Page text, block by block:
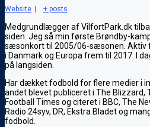
Website + posts
Medgrundlægger af VilfortPark.dk
siden. Jeg så min første Brøndby-
sæsonkort til 2005/06-sæsonen. Aktiv
i Danmark og Europa frem til 2017. I
på langsiden.
Har dækket fodbold for flere medier i
andet blevet publiceret i The Blizzard,
Football Times og citeret i BBC, The
Radio 24syv, DR, Ekstra Bladet og
fodbold.